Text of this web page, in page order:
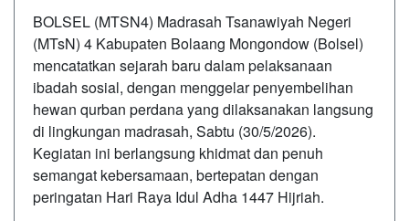
BOLSEL (MTSN4) Madrasah Tsanawiyah Negeri
(MTsN) 4 Kabupaten Bolaang Mongondow (Bolsel)
mencatatkan sejarah baru dalam pelaksanaan
ibadah sosial, dengan menggelar penyembelihan
hewan qurban perdana yang dilaksanakan langsung
di lingkungan madrasah, Sabtu (30/5/2026).
Kegiatan ini berlangsung khidmat dan penuh
semangat kebersamaan, bertepatan dengan
peringatan Hari Raya Idul Adha 1447 Hijriah.